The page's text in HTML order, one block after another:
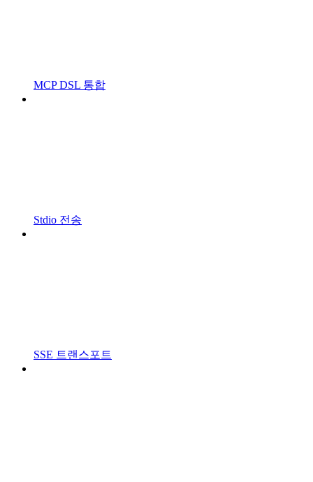
MCP DSL 통합
Stdio 전송
SSE 트랜스포트